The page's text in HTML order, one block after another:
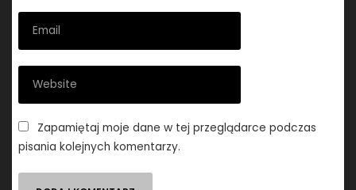
Zapamiętaj moje dane w tej przeglądarce podczas
pisania kolejnych komentarzy.